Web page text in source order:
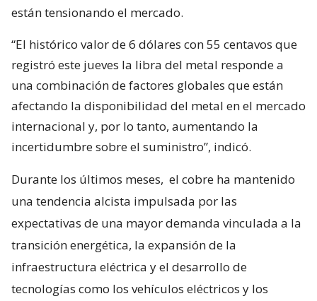
están tensionando el mercado.
“El histórico valor de 6 dólares con 55 centavos que
registró este jueves la libra del metal responde a
una combinación de factores globales que están
afectando la disponibilidad del metal en el mercado
internacional y, por lo tanto, aumentando la
incertidumbre sobre el suministro”, indicó.
Durante los últimos meses, el cobre ha mantenido
una tendencia alcista impulsada por las
expectativas de una mayor demanda vinculada a la
transición energética, la expansión de la
infraestructura eléctrica y el desarrollo de
tecnologías como los vehículos eléctricos y los